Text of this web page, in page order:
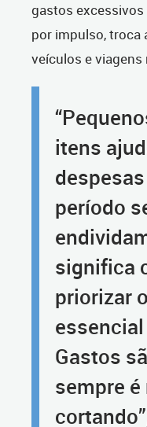
gastos excessivos
por impulso, troca
veículos e viagens
itens
período
significa
priorizar
Gastos
sempre